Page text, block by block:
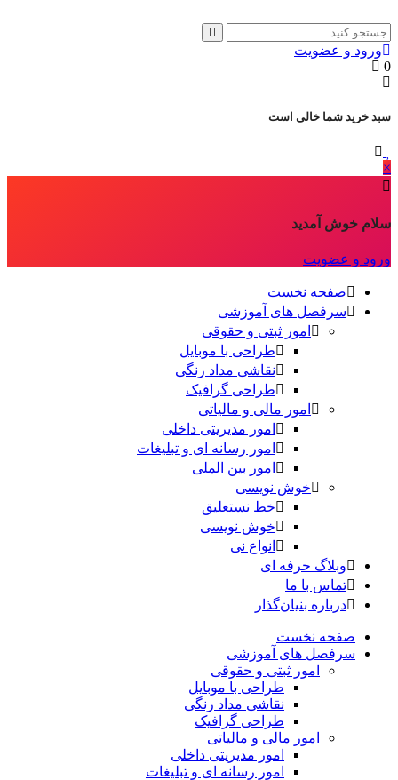
ورود و عضویت
0
سبد خرید شما خالی است
×
سلام خوش آمدید
ورود و عضویت
صفحه نخست
سرفصل های آموزشی
امور ثبتی و حقوقی
طراحی با موبایل
نقاشی مداد رنگی
طراحی گرافیک
امور مالی و مالیاتی
امور مدیریتی داخلی
امور رسانه ای و تبلیغات
امور بین الملی
خوش نویسی
خط نستعلیق
خوش نویسی
انواع نی
وبلاگ حرفه ای
تماس با ما
درباره بنیان‌گذار
صفحه نخست
سرفصل های آموزشی
امور ثبتی و حقوقی
طراحی با موبایل
نقاشی مداد رنگی
طراحی گرافیک
امور مالی و مالیاتی
امور مدیریتی داخلی
امور رسانه ای و تبلیغات